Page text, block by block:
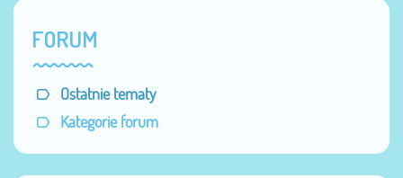
FORUM
Ostatnie tematy
Kategorie forum